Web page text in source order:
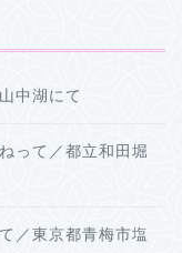
中湖にて
って／都立和田堀
／東京都青梅市塩